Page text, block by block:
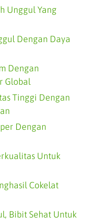
Unggul Yang
Dengan Daya
Dengan
Global
Tinggi Dengan
Dengan
Untuk
Cokelat
Bibit Sehat Untuk